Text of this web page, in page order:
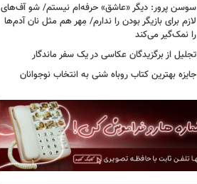
سوسن پرور: دیگر «عاشق» حرفه‌ام نیستم/ شو آف‌های
لازم برای بازیگر بودن را ندارم/ مِهر هم مثل نان آدم‌ها
را نمک‌گیر می‌کند
تجلیل از برگزیدگان عکاسی در یک سفر ماندگار
جایزه بهترین کتاب روباه شنی به انتخاب نوجوانان